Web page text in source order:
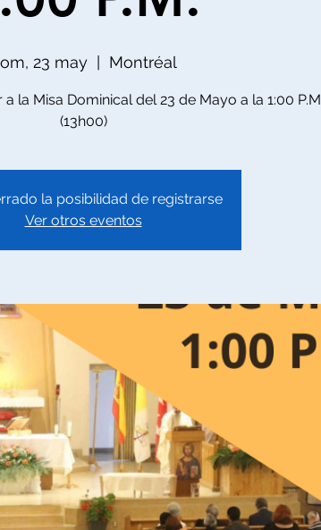
23 may
  |
Montréal
la Misa Dominical del 23 de Mayo a la 1:00 P.M
(13h00)
la posibilidad de registrarse
Ver otros eventos